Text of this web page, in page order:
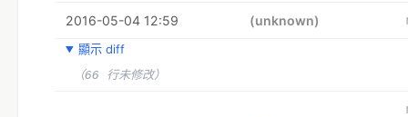
2016-05-04 12:59 (unknown)
顯示 diff
（66 行未修改）